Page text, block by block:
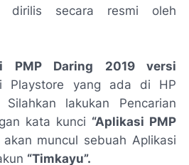
dirilis secara resmi oleh
PMP Daring 2019 versi
Playstore yang ada di HP
lakukan Pencarian
kata kunci “Aplikasi PMP
muncul sebuah Aplikasi
“Timkayu”.